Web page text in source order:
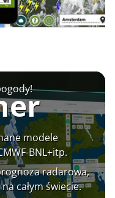
modele
BNL+itp.
radarowa,
całym świecie.